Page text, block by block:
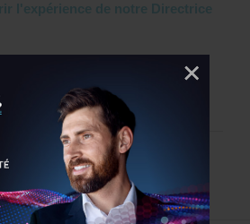
l'expérience de notre Directrice
Directrice Générale Mme
Hyppolite